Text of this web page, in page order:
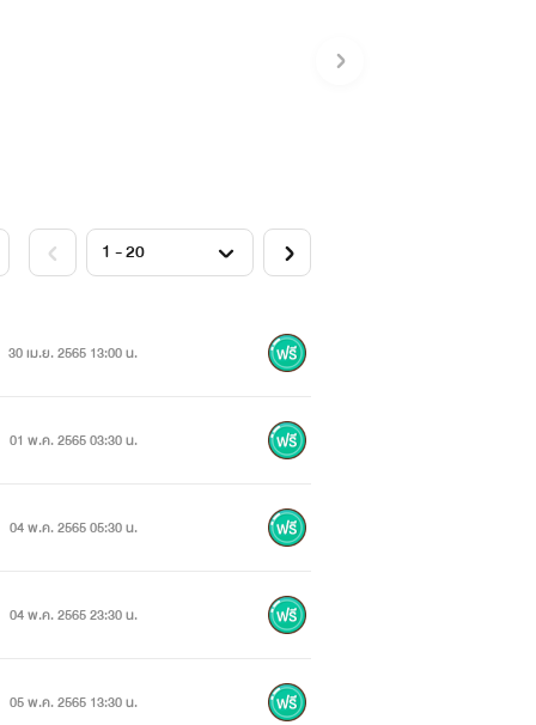
30 เม.ย. 2565 13:00 น.
01 พ.ค. 2565 03:30 น.
04 พ.ค. 2565 05:30 น.
04 พ.ค. 2565 23:30 น.
05 พ.ค. 2565 13:30 น.